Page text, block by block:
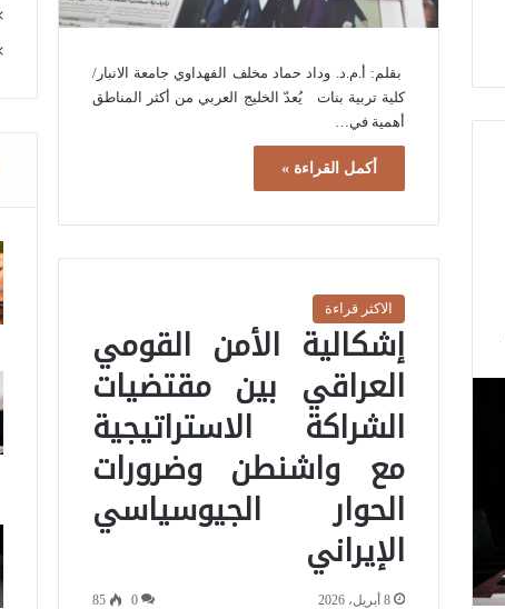
بقلم: أ.م.د. وداد حماد مخلف الفهداوي جامعة الانبار/
كلية تربية بنات يُعدّ الخليج العربي من أكثر المناطق
أهمية في…
أكمل القراءة »
الاكثر قراءة
إشكالية الأمن القومي
العراقي بين مقتضيات
الشراكة الاستراتيجية
مع واشنطن وضرورات
الحوار الجيوسياسي
الإيراني
8 أبريل، 2026 0
85